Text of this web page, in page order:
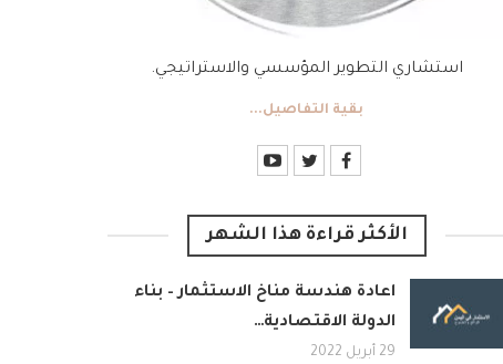
استشاري التطوير المؤسسي والاستراتيجي.
بقية التفاصيل...
الأكثر قراءة هذا الشهر
اعادة هندسة مناخ الاستثمار – بناء
الدولة الاقتصادية…
29 أبريل 2022